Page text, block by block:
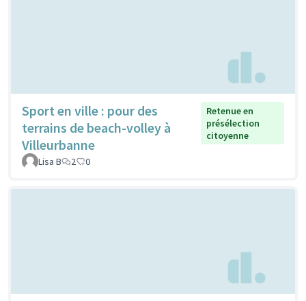
Sport en ville : pour des
terrains de beach-volley à
Villeurbanne
Retenue en
présélection
citoyenne
Lisa B 2 0